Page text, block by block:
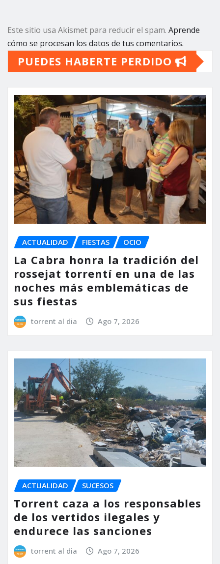
Este sitio usa Akismet para reducir el spam. Aprende
cómo se procesan los datos de tus comentarios.
PUEDES HABERTE PERDIDO
ACTUALIDAD FIESTAS OCIO
La Cabra honra la tradición del
rossejat torrentí en una de las
noches más emblemáticas de
sus fiestas
torrent al dia Ago 7, 2026
ACTUALIDAD SUCESOS
Torrent caza a los responsables
de los vertidos ilegales y
endurece las sanciones
torrent al dia Ago 7, 2026